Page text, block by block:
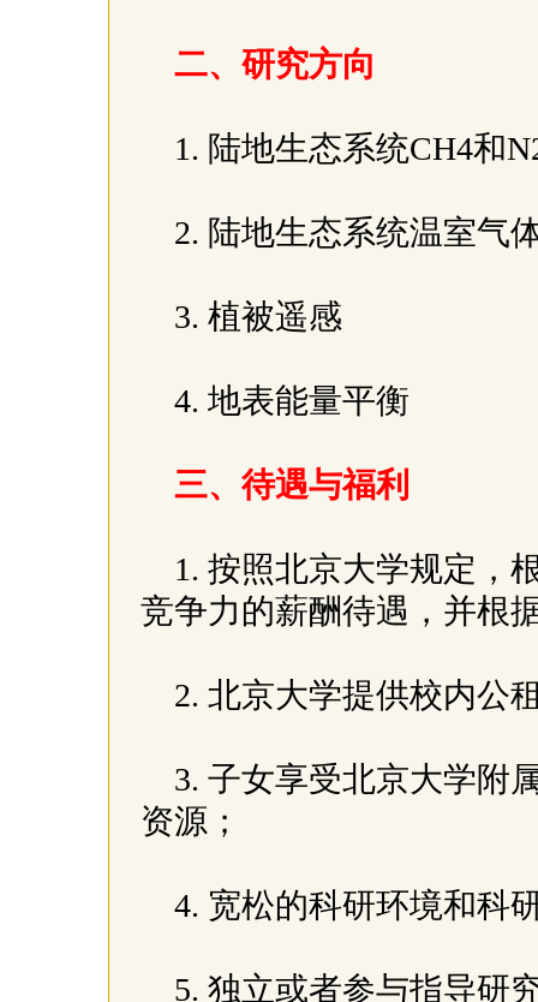
二、研究方向
1. 陆地生态系统CH4和
2. 陆地生态系统温室气
3. 植被遥感
4. 地表能量平衡
三、待遇与福利
1. 按照北京大学规定，
竞争力的薪酬待遇，并根
2. 北京大学提供校内公
3. 子女享受北京大学附
资源；
4. 宽松的科研环境和科
5. 独立或者参与指导研